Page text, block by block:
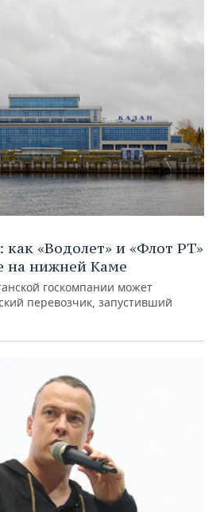
«Водолет» и «Флот РТ»
на нижней Каме
госкомпании может
перевозчик, запустивший